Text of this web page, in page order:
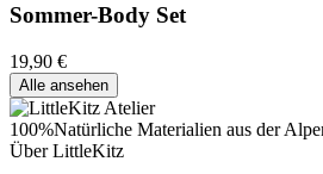
Sommer-Body Set
19,90 €
Alle ansehen
100%Natürliche Materialien aus der
Über LittleKitz